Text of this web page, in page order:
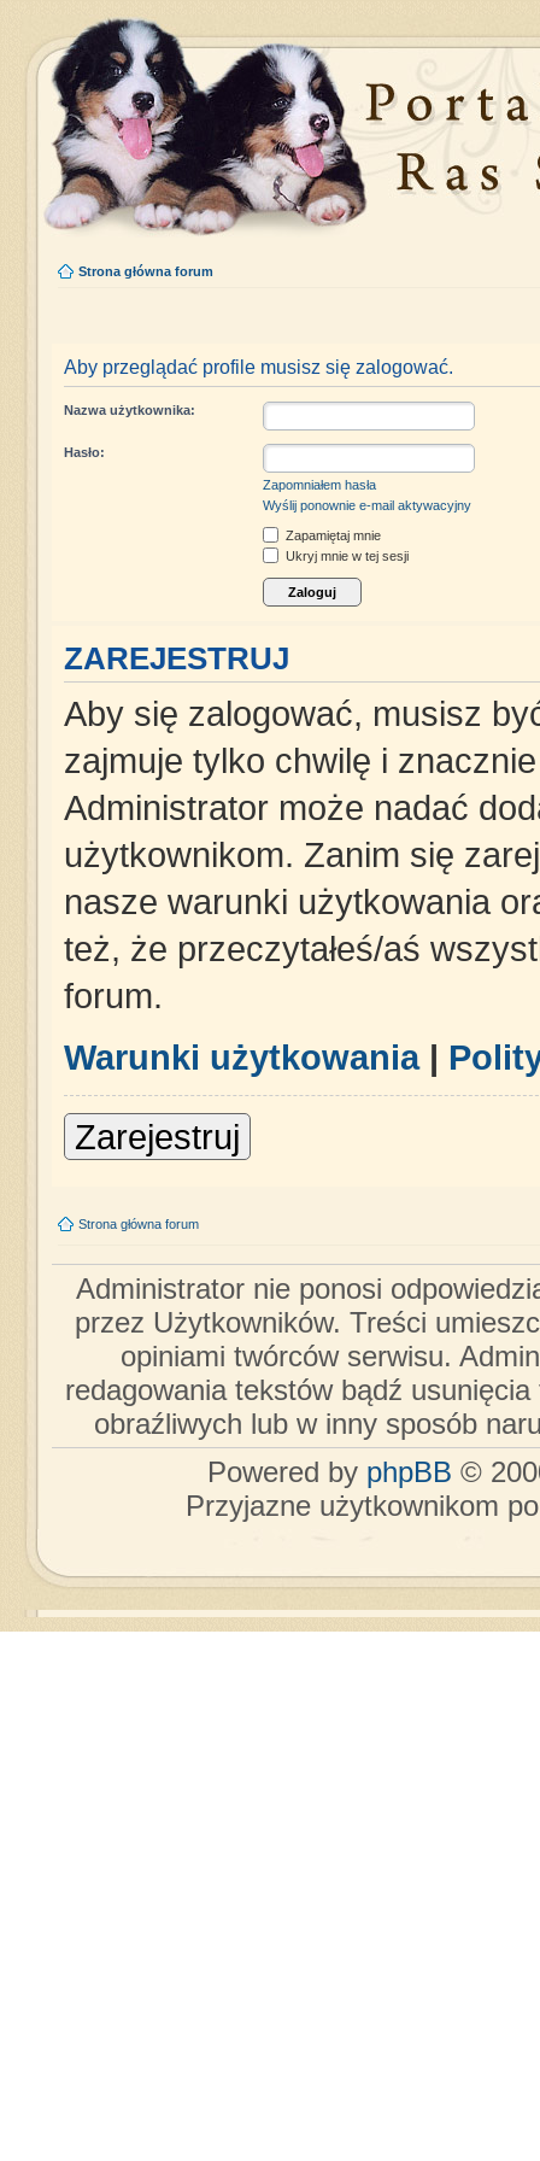
Strona główna forum
Aby przeglądać profile musisz się zalogować.
Nazwa użytkownika:
Hasło:
Zapomniałem hasła
Wyślij ponownie e-mail aktywacyjny
Zapamiętaj mnie
Ukryj mnie w tej sesji
ZAREJESTRUJ
Aby się zalogować, musisz
zajmuje tylko chwilę i
Administrator może nadać
użytkownikom. Zanim się
nasze warunki użytkowania
też, że przeczytałeś/aś
forum.
Warunki użytkowania|
Zarejestruj
Strona główna forum
Administrator nie ponosi
przez Użytkowników. Treści
opiniami twórców serwisu.
redagowania tekstów bądź
obraźliwych lub w inny sposób
Powered by phpBB ©
Przyjazne użytkownikom